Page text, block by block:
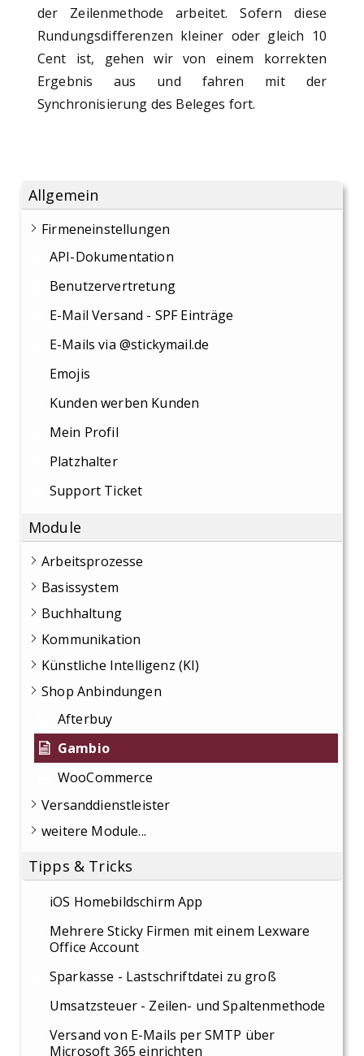
Allgemein
Firmeneinstellungen
API-Dokumentation
Benutzervertretung
E-Mail Versand - SPF Einträge
E-Mails via @stickymail.de
Emojis
Kunden werben Kunden
Mein Profil
Platzhalter
Support Ticket
Module
Arbeitsprozesse
Basissystem
Buchhaltung
Kommunikation
Künstliche Intelligenz (KI)
Shop Anbindungen
Afterbuy
Gambio
WooCommerce
Versanddienstleister
weitere Module...
Tipps & Tricks
iOS Homebildschirm App
Mehrere Sticky Firmen mit einem Lexware
Office Account
Sparkasse - Lastschriftdatei zu groß
Umsatzsteuer - Zeilen- und Spaltenmethode
Versand von E-Mails per SMTP über
Microsoft 365 einrichten
der Zeilenmethode arbeitet. Sofern diese
Rundungsdifferenzen kleiner oder gleich 10
Cent ist, gehen wir von einem korrekten
Ergebnis aus und fahren mit der
Synchronisierung des Beleges fort.